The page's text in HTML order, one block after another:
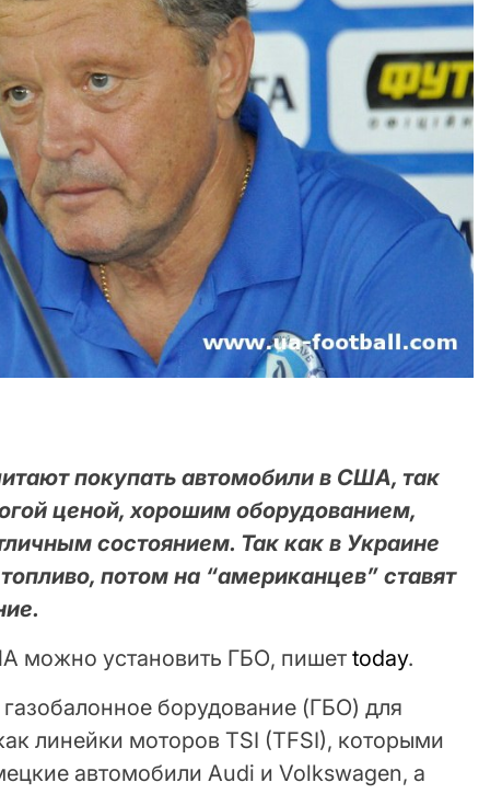
покупать автомобили в США, так
ценой, хорошим оборудованием,
состоянием. Так как в Украине
потом на “американцев” ставят
можно установить ГБО, пишетtoday.
борудование (ГБО) для
линейки моторов TSI (TFSI), которыми
автомобили Audi и Volkswagen, а